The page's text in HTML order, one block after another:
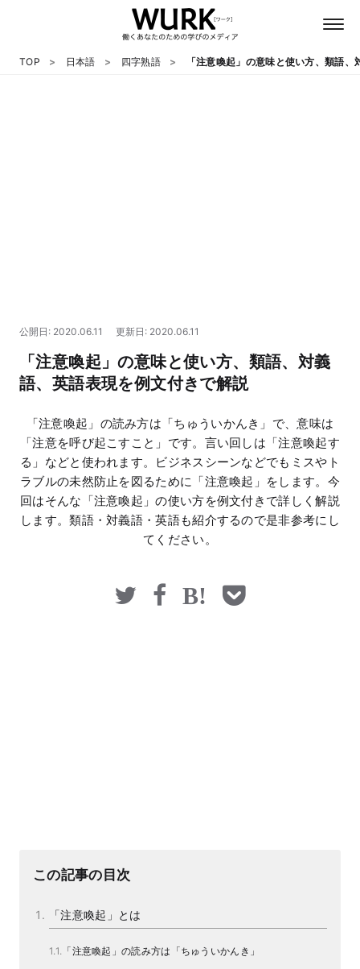
マネー
TOP 日本語 四字熟語 「注意喚起」の意味と使い方、類語
公開日: 2020.06.11 更新日: 2020.06.11
「注意喚起」の意味と使い方、類語、対義
語、英語表現を例文付きで解説
「注意喚起」の読み方は「ちゅういかんき」で、意味は
「注意を呼び起こすこと」です。言い回しは「注意喚起す
る」などと使われます。ビジネスシーンなどでもミスやト
ラブルの未然防止を図るために「注意喚起」をします。今
回はそんな「注意喚起」の使い方を例文付きで詳しく解説
します。類語・対義語・英語も紹介するので是非参考にし
てください。
この記事の目次
「注意喚起」とは
「注意喚起」の読み方は「ちゅういかんき」